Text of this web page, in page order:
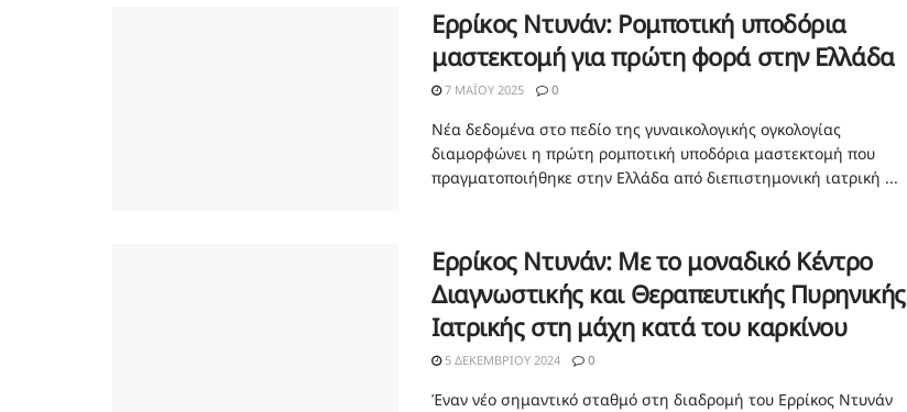
Ερρίκος Ντυνάν: Ρομποτική υποδόρια
μαστεκτομή για πρώτη φορά στην Ελλάδα
7 ΜΑΪ́ΟΥ 2025 0
Νέα δεδομένα στο πεδίο της γυναικολογικής ογκολογίας
διαμορφώνει η πρώτη ρομποτική υποδόρια μαστεκτομή που
πραγματοποιήθηκε στην Ελλάδα από διεπιστημονική ιατρική ...
Ερρίκος Ντυνάν: Με το μοναδικό Κέντρο
Διαγνωστικής και Θεραπευτικής Πυρηνικής
Ιατρικής στη μάχη κατά του καρκίνου
5 ΔΕΚΕΜΒΡΊΟΥ 2024 0
Έναν νέο σημαντικό σταθμό στη διαδρομή του Ερρίκος Ντυνάν